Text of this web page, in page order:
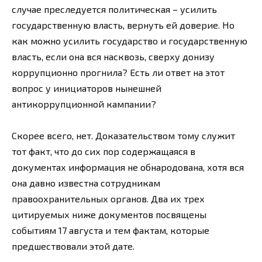
случае преследуется политическая – усилить
государственную власть, вернуть ей доверие. Но
как можно усилить государство и государственную
власть, если она вся насквозь, сверху донизу
коррупционно прогнила? Есть ли ответ на этот
вопрос у инициаторов нынешней
антикоррупционной кампании?
Скорее всего, нет. Доказательством тому служит
тот факт, что до сих пор содержащаяся в
документах информация не обнародована, хотя вся
она давно известна сотрудникам
правоохранительных органов. Два их трех
цитируемых ниже документов посвящены
событиям 17 августа и тем фактам, которые
предшествовали этой дате.